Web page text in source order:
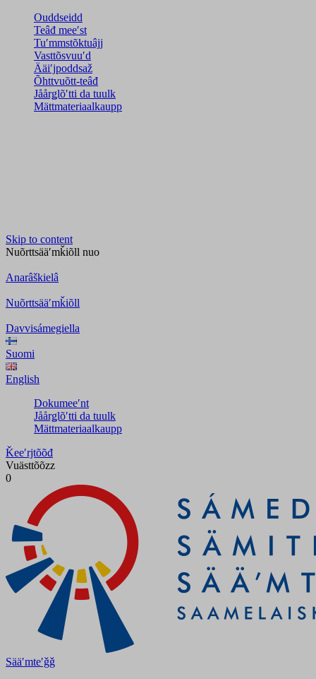
Ouddseidd
Teâđ meeʹst
Tuʹmmstõktuâjj
Vasttõsvuuʹd
Ääiʹjpoddsaž
Õhttvuõtt-teâđ
Jåårǥlõʹtti da tuulk
Mättmateriaalkaupp
Skip to content
Nuõrttsääʹmǩiõll nuo
Anarâškielâ
Nuõrttsääʹmǩiõll
Davvisámegiella
Suomi
English
Dokumeeʹnt
Jåårǥlõʹtti da tuulk
Mättmateriaalkaupp
Ǩeeʹrjtõõđ
Vuästtõõzz
0
Sääʹmteʹǧǧ